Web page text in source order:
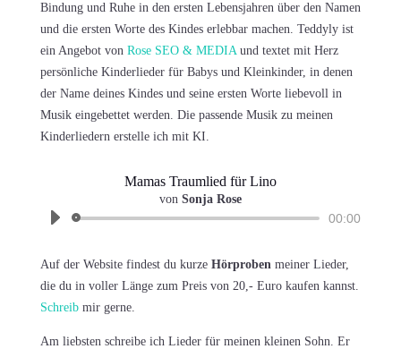
Bindung und Ruhe in den ersten Lebensjahren über den Namen
und die ersten Worte des Kindes erlebbar machen. Teddyly ist
ein Angebot von Rose SEO & MEDIAund textet mit Herz
persönliche Kinderlieder für Babys und Kleinkinder, in denen
der Name deines Kindes und seine ersten Worte liebevoll in
Musik eingebettet werden. Die passende Musik zu meinen
Kinderliedern erstelle ich mit KI.
Mamas Traumlied für Lino
von Sonja Rose
00:00
Auf der Website findest du kurze Hörprobenmeiner Lieder,
die du in voller Länge zum Preis von 20,- Euro kaufen kannst.
Schreibmir gerne.
Am liebsten schreibe ich Lieder für meinen kleinen Sohn. Er